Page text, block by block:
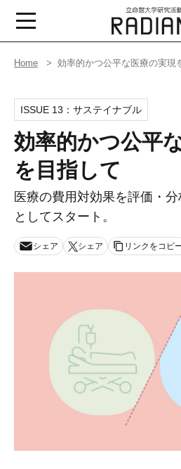
Home 効率的かつ公平な医療の実現
ISSUE 13： サステイナブル
効率的かつ公平
を目指して
医療の費用対効果を評価・
としてスタート。
シェア シェア リンクをコピ